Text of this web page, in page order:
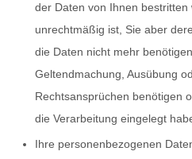
der Daten von Ihnen bestritten
unrechtmäßig ist, Sie aber
die Daten nicht mehr
Geltendmachung, Ausübung
Rechtsansprüchen benötigen
die Verarbeitung eingelegt
Ihre personenbezogenen